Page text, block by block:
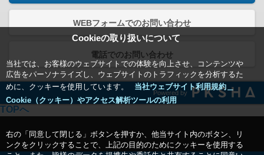
Cookieの取り扱いについて
当社では、お客様のウェブサイトでの体験を向上させ、コンテンツや
広告をパーソナライズし、ウェブサイトのトラフィックを分析するた
めに、クッキーを使用しています。
当社ウェブサイト利用規約＿
Cookie（クッキー）やアクセス解析ツールの利用
右の「同意して閉じる」ボタンを押すか、他当サイト内のボタン、リ
ンクをクリックすることで、上記の目的のためにクッキーを使用する
WEBフォームでのお問い合わせ
電話でのお問い合わせ
Powered by
TOPへ